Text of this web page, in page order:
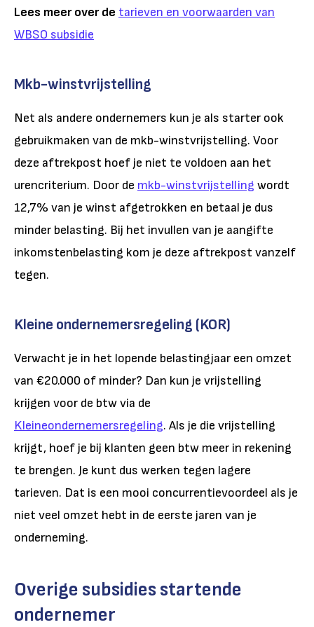
Lees meer over de tarieven en voorwaarden van
WBSO subsidie
Mkb-winstvrijstelling
Net als andere ondernemers kun je als starter ook
gebruikmaken van de mkb-winstvrijstelling. Voor
deze aftrekpost hoef je niet te voldoen aan het
urencriterium. Door de mkb-winstvrijstelling wordt
12,7% van je winst afgetrokken en betaal je dus
minder belasting. Bij het invullen van je aangifte
inkomstenbelasting kom je deze aftrekpost vanzelf
tegen.
Kleine ondernemersregeling (KOR)
Verwacht je in het lopende belastingjaar een omzet
van €20.000 of minder? Dan kun je vrijstelling
krijgen voor de btw via de
Kleineondernemersregeling. Als je die vrijstelling
krijgt, hoef je bij klanten geen btw meer in rekening
te brengen. Je kunt dus werken tegen lagere
tarieven. Dat is een mooi concurrentievoordeel als je
niet veel omzet hebt in de eerste jaren van je
onderneming.
Overige subsidies startende
ondernemer